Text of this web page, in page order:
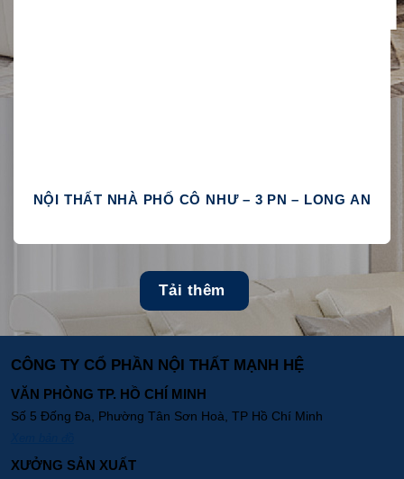
NỘI THẤT NHÀ PHỐ CÔ NHƯ – 3 PN – LONG AN
Tải thêm
CÔNG TY CỔ PHẦN NỘI THẤT MẠNH HỆ
VĂN PHÒNG TP. HỒ CHÍ MINH
Số 5 Đống Đa, Phường Tân Sơn Hoà, TP Hồ Chí Minh
XƯỞNG SẢN XUẤT